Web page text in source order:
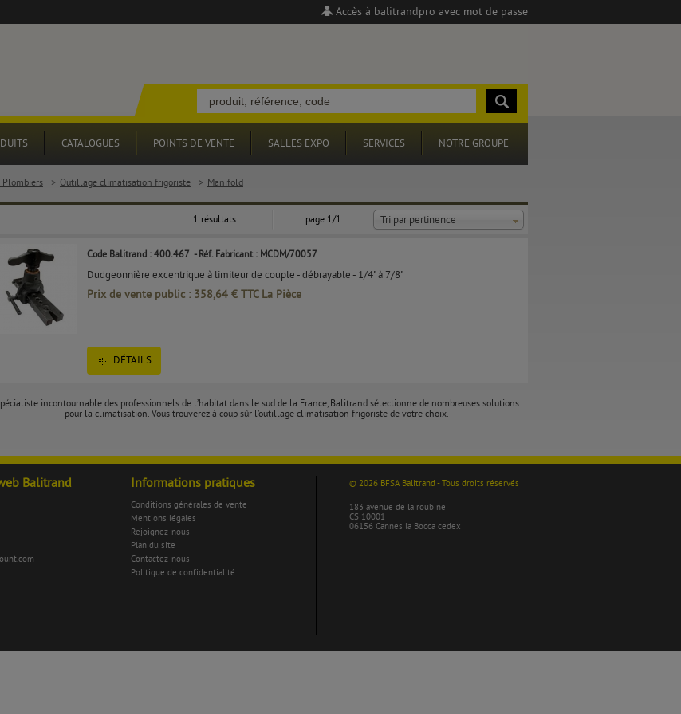
Accès à balitrandpro avec mot de passe
CATALOGUES POINTS DE VENTE SALLES EXPO SERVICES NOTRE GROUPE
> Outillage climatisation frigoriste > Manifold
1 résultats page 1/1 Tri par pertinence
Code Balitrand : 400.467 - Réf. Fabricant : MCDM/70057
Dudgeonnière excentrique à limiteur de couple - débrayable - 1/4" à 7/8"
Prix de vente public : 358,64 € TTC La Pièce
DÉTAILS
incontournable des professionnels de l’habitat dans le sud de la France, Balitrand sélectionne de nombreuses solutions
pour la climatisation. Vous trouverez à coup sûr l’outillage climatisation frigoriste de votre choix.
Balitrand Informations pratiques
Conditions générales de vente
Mentions légales
Rejoignez-nous
Plan du site
Contactez-nous
Politique de confidentialité
© 2026 BFSA Balitrand - Tous droits réservés
183 avenue de la roubine
CS 10001
06156 Cannes la Bocca cedex